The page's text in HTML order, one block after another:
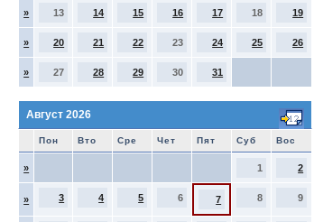
» 13 14 15 16 17 18 19
» 20 21 22 23 24 25 26
» 27 28 29 30 31
Август 2026
Пон Вто Сре Чет Пят Суб Вос
» 1 2
» 3 4 5 6 7 8 9